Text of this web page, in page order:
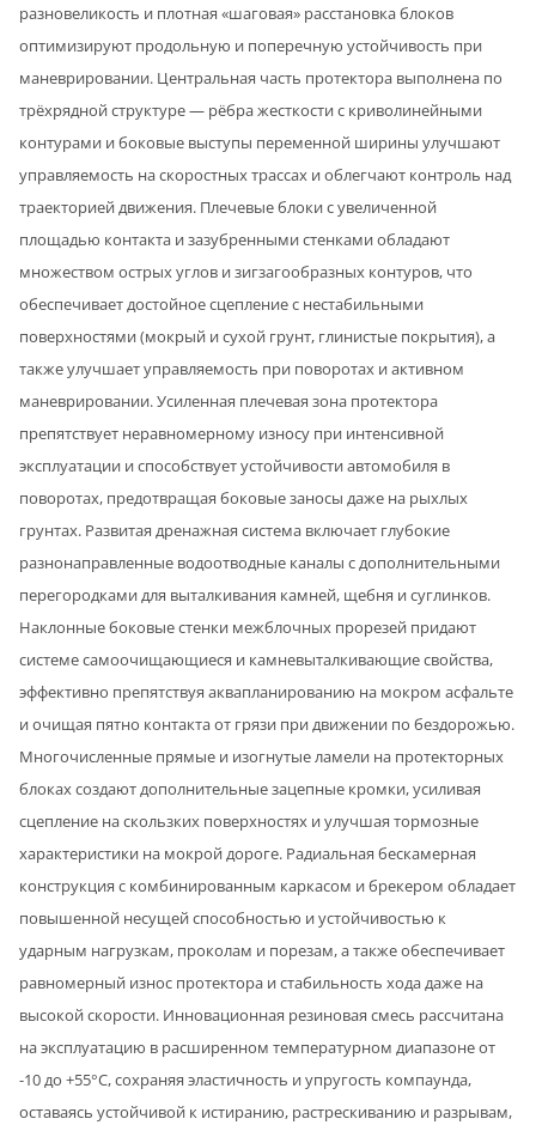
разновеликость и плотная «шаговая» расстановка блоков
оптимизируют продольную и поперечную устойчивость при
маневрировании. Центральная часть протектора выполнена по
трёхрядной структуре — рёбра жесткости с криволинейными
контурами и боковые выступы переменной ширины улучшают
управляемость на скоростных трассах и облегчают контроль над
траекторией движения. Плечевые блоки с увеличенной
площадью контакта и зазубренными стенками обладают
множеством острых углов и зигзагообразных контуров, что
обеспечивает достойное сцепление с нестабильными
поверхностями (мокрый и сухой грунт, глинистые покрытия), а
также улучшает управляемость при поворотах и активном
маневрировании. Усиленная плечевая зона протектора
препятствует неравномерному износу при интенсивной
эксплуатации и способствует устойчивости автомобиля в
поворотах, предотвращая боковые заносы даже на рыхлых
грунтах. Развитая дренажная система включает глубокие
разнонаправленные водоотводные каналы с дополнительными
перегородками для выталкивания камней, щебня и суглинков.
Наклонные боковые стенки межблочных прорезей придают
системе самоочищающиеся и камневыталкивающие свойства,
эффективно препятствуя аквапланированию на мокром асфальте
и очищая пятно контакта от грязи при движении по бездорожью.
Многочисленные прямые и изогнутые ламели на протекторных
блоках создают дополнительные зацепные кромки, усиливая
сцепление на скользких поверхностях и улучшая тормозные
характеристики на мокрой дороге. Радиальная бескамерная
конструкция с комбинированным каркасом и брекером обладает
повышенной несущей способностью и устойчивостью к
ударным нагрузкам, проколам и порезам, а также обеспечивает
равномерный износ протектора и стабильность хода даже на
высокой скорости. Инновационная резиновая смесь рассчитана
на эксплуатацию в расширенном температурном диапазоне от
-10 до +55°C, сохраняя эластичность и упругость компаунда,
оставаясь устойчивой к истиранию, растрескиванию и разрывам,